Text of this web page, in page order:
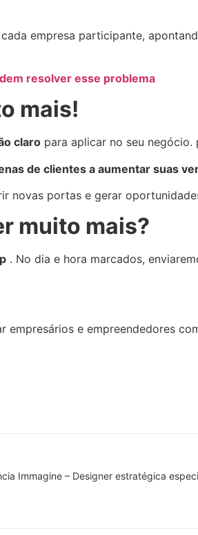
empresa participante,
resolver esse problema
mais!
claro para aplicar no seu negócio.
de clientes a aumentar suas
novas portas e gerar
muito mais?
. No dia e hora marcados,
empresários e empreendedores
Immagine – Designer estratégica